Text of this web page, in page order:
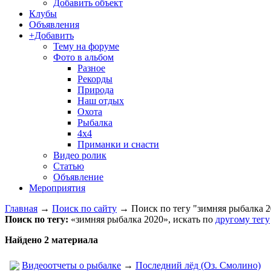
Добавить объект
Клубы
Объявления
+Добавить
Тему на форуме
Фото в альбом
Разное
Рекорды
Природа
Наш отдых
Охота
Рыбалка
4х4
Приманки и снасти
Видео ролик
Статью
Объявление
Мероприятия
Главная → Поиск по сайту → Поиск по тегу "зимняя рыбалка
Поиск по тегу: «зимняя рыбалка 2020», искать по другому тегу
Найдено 2 материала
Видеоотчеты о рыбалке → Последний лёд (Оз. Смолино)